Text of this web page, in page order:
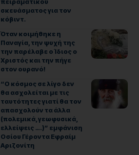
σκευάσματος για τον
κόβιντ.
Όταν κοιμήθηκε η
Παναγία, την ψυχή της
την παρέλαβε ο Ίδιος ο
Χριστός και την πήγε
στον ουρανό!
“Ο κόσμος σε λίγο δεν
θα ασχολείται με τις
ταυτότητες γιατί θα τον
απασχολούν τα άλλα
(πολεμικά, γεωφυσικά,
ελλείψεις ….)” εμφάνιση
Οσίου Γέροντα Εφραίμ
Αριζονίτη